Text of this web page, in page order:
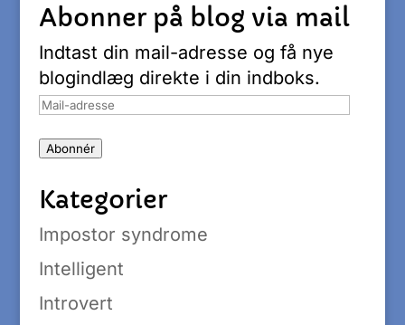
Abonner på blog via mail
Indtast din mail-adresse og få nye
blogindlæg direkte i din indboks.
Mail-
Abonnér
Kategorier
Impostor syndrome
Intelligent
Introvert